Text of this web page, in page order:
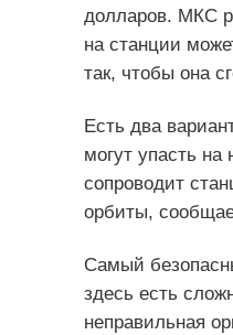
долларов. МКС
на станции
так, чтобы она
Есть два
могут упасть
сопроводит
орбиты,
Самый
здесь есть
неправильная